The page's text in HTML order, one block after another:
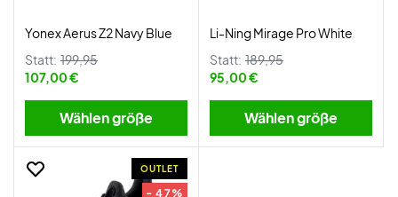
Yonex Aerus Z2 Navy Blue
Statt: 199,95
107,00 €
Wählen größe
Li-Ning Mirage Pro White
Statt: 189,95
95,00 €
Wählen größe
OUTLET
- 47%